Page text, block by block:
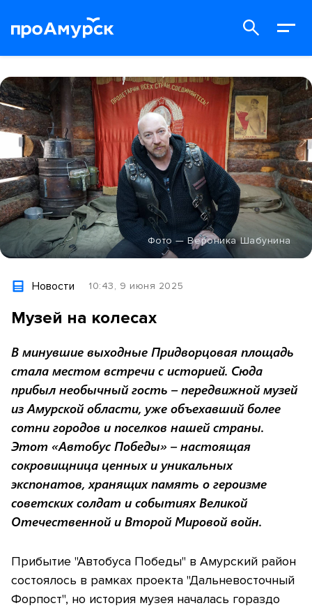
Фото — Вероника Шабунина
Новости 10:43, 9 июня 2025
Музей на колесах
В минувшие выходные Придворцовая площадь
стала местом встречи с историей. Сюда
прибыл необычный гость – передвижной музей
из Амурской области, уже объехавший более
сотни городов и поселков нашей страны.
Этот «Автобус Победы» – настоящая
сокровищница ценных и уникальных
экспонатов, хранящих память о героизме
советских солдат и событиях Великой
Отечественной и Второй Мировой войн.
Прибытие "Автобуса Победы" в Амурский район
состоялось в рамках проекта "Дальневосточный
Форпост", но история музея началась гораздо